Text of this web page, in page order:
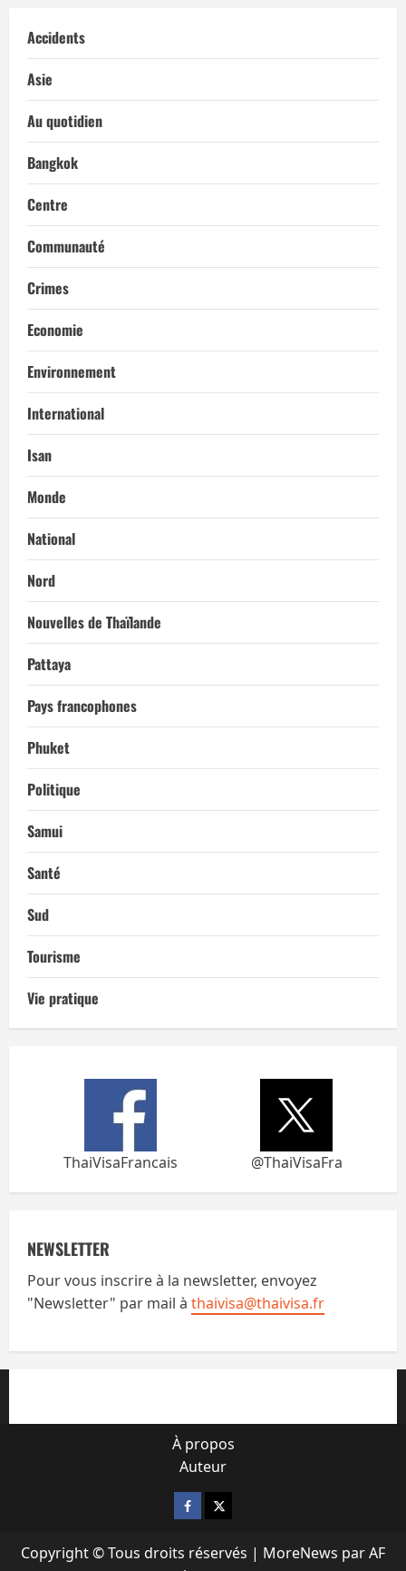
Accidents
Asie
Au quotidien
Bangkok
Centre
Communauté
Crimes
Economie
Environnement
International
Isan
Monde
National
Nord
Nouvelles de Thaïlande
Pattaya
Pays francophones
Phuket
Politique
Samui
Santé
Sud
Tourisme
Vie pratique
ThaiVisaFrancais @ThaiVisaFra
NEWSLETTER
Pour vous inscrire à la newsletter, envoyez
"Newsletter" par mail à thaivisa@thaivisa.fr
À propos
Auteur
Facebook
X
Copyright © Tous droits réservés | MoreNews par AF